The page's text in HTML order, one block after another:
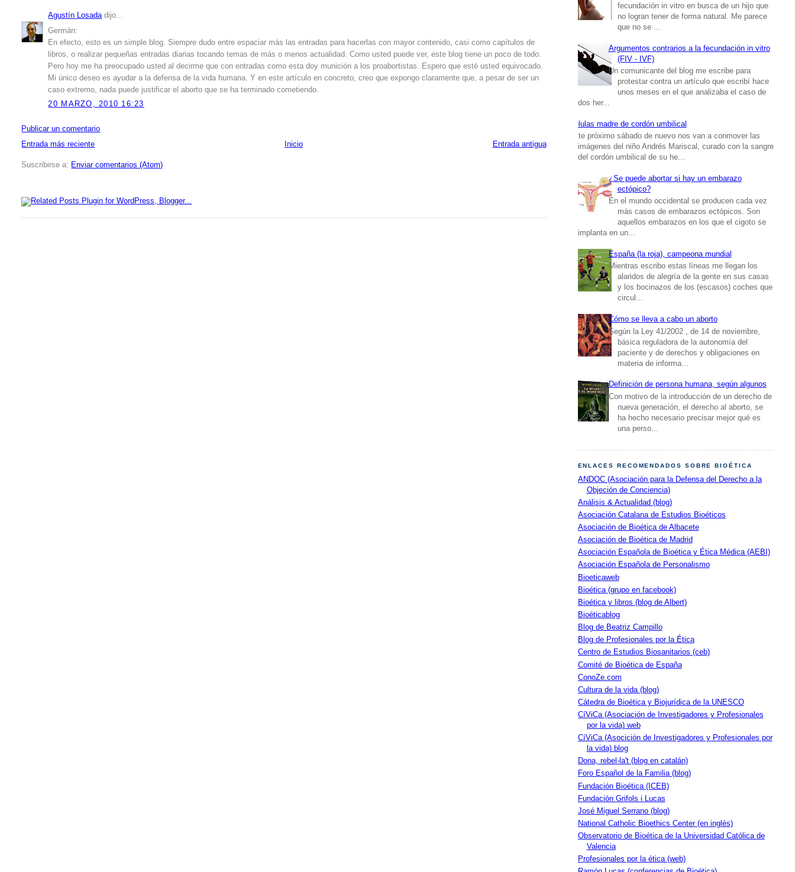
Agustín Losadadijo...
Germán:
En efecto, esto es un simple blog. Siempre dudo entre espaciar más las entradas para hacerlas con mayor contenido, casi como capítulos de
libros, o realizar pequeñas entradas diarias tocando temas de más o menos actualidad. Como usted puede ver, este blog tiene un poco de todo.
Pero hoy me ha preocupado usted al decirme que con entradas como esta doy munición a los proabortistas. Espero que esté usted equivocado.
Mi único deseo es ayudar a la defensa de la vida humana. Y en este artículo en concreto, creo que expongo claramente que, a pesar de ser un
caso extremo, nada puede justificar el aborto que se ha terminado cometiendo.
20 MARZO, 2010 16:23
Publicar un comentario
Entrada más reciente
Entrada antigua
Inicio
Suscribirse a: Enviar comentarios (Atom)
fecundación in vitro en busca de un hijo que
no logran tener de forma natural. Me parece
que no se ...
Argumentos contrarios a la fecundación in vitro
(FIV - IVF)
Un comunicante del blog me escribe para
protestar contra un artículo que escribí hace
unos meses en el que analizaba el caso de
dos her...
Células madre de cordón umbilical
Este próximo sábado de nuevo nos van a conmover las
imágenes del niño Andrés Mariscal, curado con la sangre
del cordón umbilical de su he...
¿Se puede abortar si hay un embarazo
ectópico?
En el mundo occidental se producen cada vez
más casos de embarazos ectópicos. Son
aquellos embarazos en los que el cigoto se
implanta en un...
España (la roja), campeona mundial
Mientras escribo estas líneas me llegan los
alaridos de alegría de la gente en sus casas
y los bocinazos de los (escasos) coches que
circul...
Cómo se lleva a cabo un aborto
Según la Ley 41/2002 , de 14 de noviembre,
básica reguladora de la autonomía del
paciente y de derechos y obligaciones en
materia de informa...
Definición de persona humana, según algunos
Con motivo de la introducción de un derecho de
nueva generación, el derecho al aborto, se
ha hecho necesario precisar mejor qué es
una perso...
ENLACES RECOMENDADOS SOBRE BIOÉTICA
ANDOC (Asociación para la Defensa del Derecho a la
Objeción de Conciencia)
Análisis & Actualidad (blog)
Asociación Catalana de Estudios Bioéticos
Asociación de Bioética de Albacete
Asociación de Bioética de Madrid
Asociación Española de Bioética y Ética Médica (AEBI)
Asociación Española de Personalismo
Bioeticaweb
Bioética (grupo en facebook)
Bioética y libros (blog de Albert)
Bioéticablog
Blog de Beatriz Campillo
Blog de Profesionales por la Ética
Centro de Estudios Biosanitarios (ceb)
Comité de Bioética de España
ConoZe.com
Cultura de la vida (blog)
Cátedra de Bioética y Biojurídica de la UNESCO
CíViCa (Asociación de Investigadores y Profesionales
por la vida) web
CíViCa (Asocición de Investigadores y Profesionales por
la vida) blog
Dona, rebel-la't (blog en catalán)
Foro Español de la Familia (blog)
Fundación Bioética (ICEB)
Fundación Grifols i Lucas
José Miguel Serrano (blog)
National Catholic Bioethics Center (en inglés)
Observatorio de Bioética de la Universidad Católica de
Valencia
Profesionales por la ética (web)